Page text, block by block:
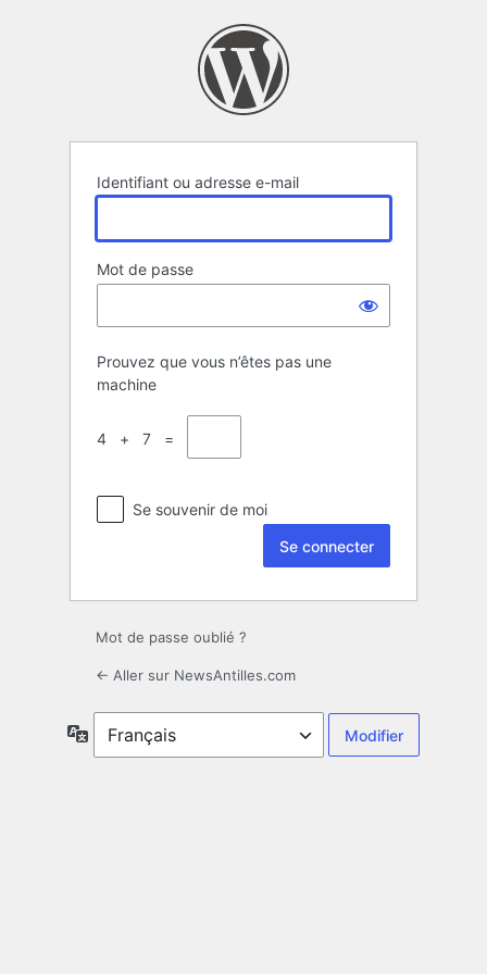
Identifiant ou adresse e-mail
Mot de passe
Prouvez que vous n’êtes pas une
machine
4 + 7 =
Se souvenir de moi
Mot de passe oublié ?
← Aller sur NewsAntilles.com
Langue